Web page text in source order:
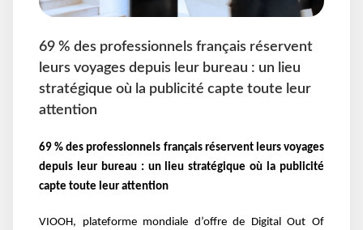
69 % des professionnels français réservent
leurs voyages depuis leur bureau : un lieu
stratégique où la publicité capte toute leur
attention
69 % des professionnels français réservent leurs voyages
depuis leur bureau : un lieu stratégique où la publicité
capte toute leur attention
VIOOH, plateforme mondiale d’offre de Digital Out Of